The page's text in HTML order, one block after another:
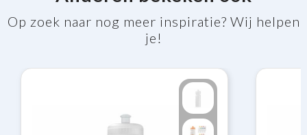
Op zoek naar nog meer inspiratie? Wij helpen
je!